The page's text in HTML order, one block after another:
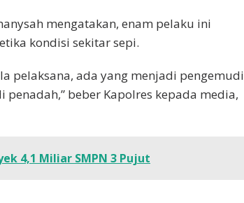
mengatakan, enam pelaku ini
kondisi sekitar sepi.
pelaksana, ada yang menjadi pengemudi
beber Kapolres kepada media,
4,1 Miliar SMPN 3 Pujut